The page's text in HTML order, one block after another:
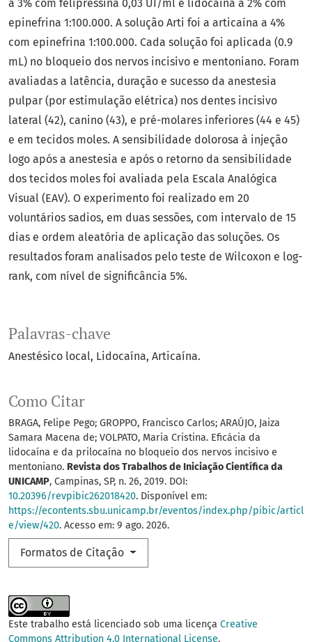
Palavras-chave
Anestésico local Lidocaína Articaína.
Como Citar
BRAGA, Felipe Pego; GROPPO, Francisco Carlos; ARAÚJO, Jaiza
Samara Macena de; VOLPATO, Maria Cristina. Eficácia da
lidocaína e da prilocaína no bloqueio dos nervos incisivo e
mentoniano. Revista dos Trabalhos de Iniciação Científica da
UNICAMP, Campinas, SP, n. 26, 2019. DOI:
10.20396/revpibic262018420. Disponível em:
https://econtents.sbu.unicamp.br/eventos/index.php/pibic/articl
e/view/420. Acesso em: 9 ago. 2026.
Formatos de Citação
a 3% com felipressina 0,03 UI/ml e lidocaína a 2% com
epinefrina 1:100.000. A solução Arti foi a articaína a 4%
com epinefrina 1:100.000. Cada solução foi aplicada (0.9
mL) no bloqueio dos nervos incisivo e mentoniano. Foram
avaliadas a latência, duração e sucesso da anestesia
pulpar (por estimulação elétrica) nos dentes incisivo
lateral (42), canino (43), e pré-molares inferiores (44 e 45)
e em tecidos moles. A sensibilidade dolorosa à injeção
logo após a anestesia e após o retorno da sensibilidade
dos tecidos moles foi avaliada pela Escala Analógica
Visual (EAV). O experimento foi realizado em 20
voluntários sadios, em duas sessões, com intervalo de 15
dias e ordem aleatória de aplicação das soluções. Os
resultados foram analisados pelo teste de Wilcoxon e log-
rank, com nível de significância 5%.
Este trabalho está licenciado sob uma licença Creative
Commons Attribution 4.0 International License.